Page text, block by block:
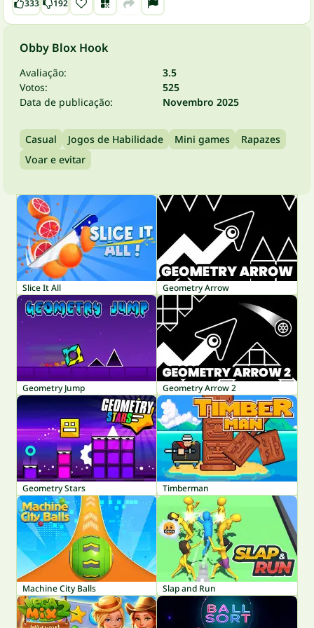
333 192
Obby Blox Hook
Avaliação:
3.5
Votos:
525
Data de publicação:
Novembro 2025
Casual Jogos de Habilidade Mini games
Rapazes
Voar e evitar
Slice It All Geometry Arrow
Geometry Jump Geometry Arrow 2
Geometry Stars Timberman
Machine City Balls Slap and Run